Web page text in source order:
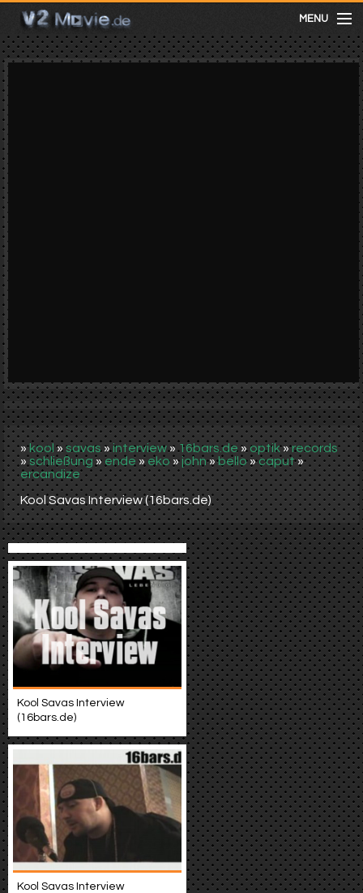
MENU
meist gesehen
Video suchen
»kool »savas»interview»16bars.de»optik»records
»schließung » ende » eko »john»bello»caput»
ercandize
Kool Savas Interview (16bars.de)
Kool Savas Interview
(16bars.de)
Kool Savas Interview